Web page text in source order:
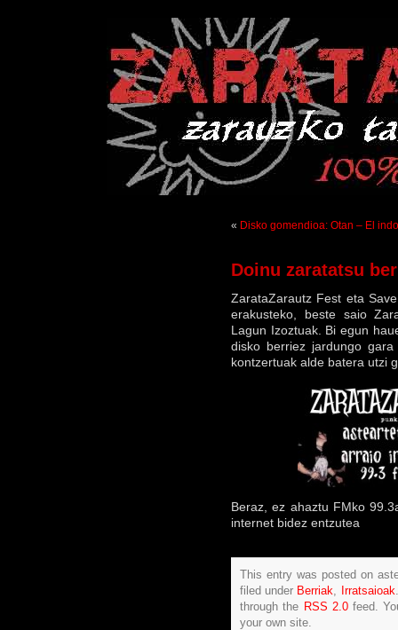
« Disko gomendioa: Otan – El
Doinu zaratatsu
ZarataZarautz Fest eta
erakusteko, beste saio
Lagun Izoztuak. Bi egun
disko berriez jardungo
kontzertuak alde batera utzi
Beraz, ez ahaztu FMko
internet bidez entzutea
This entry was posted on
filed under Berriak Irratsaioak
through the RSS 2.0feed.
your own site.